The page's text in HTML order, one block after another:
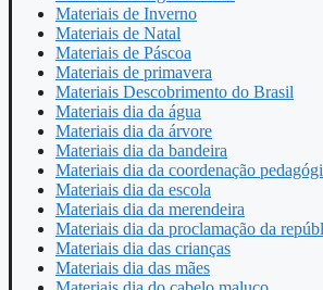
Materiais de Inverno
Materiais de Natal
Materiais de Páscoa
Materiais de primavera
Materiais Descobrimento do Brasil
Materiais dia da água
Materiais dia da árvore
Materiais dia da bandeira
Materiais dia da coordenação
Materiais dia da escola
Materiais dia da merendeira
Materiais dia da proclamação da
Materiais dia das crianças
Materiais dia das mães